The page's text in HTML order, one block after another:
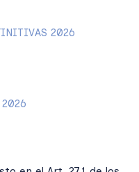
2026
2026